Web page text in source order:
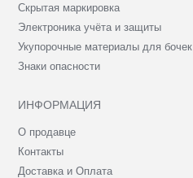
Скрытая маркировка
Электроника учёта и защиты
Укупорочные материалы для бочек
Знаки опасности
ИНФОРМАЦИЯ
О продавце
Контакты
Доставка и Оплата